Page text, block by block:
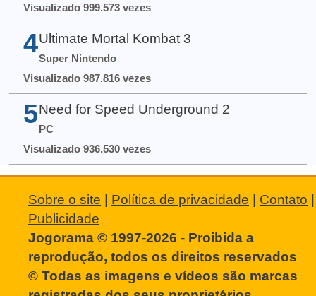
Visualizado 999.573 vezes
4 Ultimate Mortal Kombat 3
Super Nintendo
Visualizado 987.816 vezes
5 Need for Speed Underground 2
PC
Visualizado 936.530 vezes
Sobre o site Política de privacidade Contato
Publicidade
Jogorama © 1997-2026 - Proibida a
reprodução, todos os direitos reservados
© Todas as imagens e vídeos são marcas